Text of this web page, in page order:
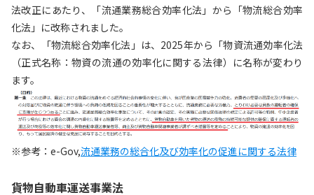
法改正にあたり、「流通業務総合効率化法」から「物流総合効率
化法」に改称されました。
なお、「物流総合効率化法」は、2025年から「物資流通効率化法
（正式名称：物資の流通の効率化に関する法律）に名称が変わり
ます。
※参考：e-Gov,流通業務の総合化及び効率化の促進に関する法律
貨物自動車運送事業法